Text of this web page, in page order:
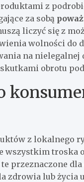
z
za sobą
liczyć się z
wolności do
na
obrotu
z lokalnego
wszystkim troska
przeznaczone
zdrowia lub